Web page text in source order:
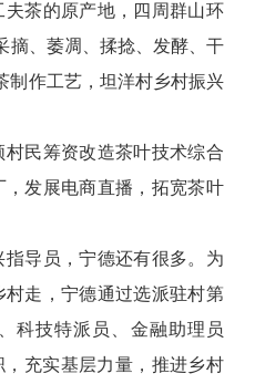
茶的原产地，四周群山环
摘、萎凋、揉捻、发酵、干
作工艺，坦洋村乡村振兴
民筹资改造茶叶技术综合
发展电商直播，拓宽茶叶
导员，宁德还有很多。为
走，宁德通过选派驻村第
科技特派员、金融助理员
充实基层力量，推进乡村